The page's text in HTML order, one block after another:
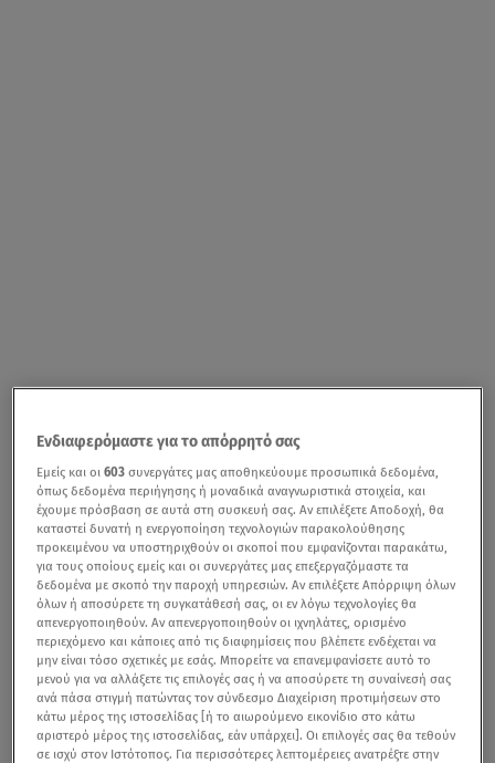
Ενδιαφερόμαστε για το απόρρητό σας
Εμείς και οι603 συνεργάτες μας αποθηκεύουμε προσωπικά δεδομένα,
όπως δεδομένα περιήγησης ή μοναδικά αναγνωριστικά στοιχεία, και
έχουμε πρόσβαση σε αυτά στη συσκευή σας. Αν επιλέξετε Αποδοχή, θα
καταστεί δυνατή η ενεργοποίηση τεχνολογιών παρακολούθησης
προκειμένου να υποστηριχθούν οι σκοποί που εμφανίζονται παρακάτω,
για τους οποίους εμείς και οι συνεργάτες μας επεξεργαζόμαστε τα
δεδομένα με σκοπό την παροχή υπηρεσιών. Αν επιλέξετε Απόρριψη όλων
όλων ή αποσύρετε τη συγκατάθεσή σας, οι εν λόγω τεχνολογίες θα
απενεργοποιηθούν. Αν απενεργοποιηθούν οι ιχνηλάτες, ορισμένο
περιεχόμενο και κάποιες από τις διαφημίσεις που βλέπετε ενδέχεται να
μην είναι τόσο σχετικές με εσάς. Μπορείτε να επανεμφανίσετε αυτό το
μενού για να αλλάξετε τις επιλογές σας ή να αποσύρετε τη συναίνεσή σας
ανά πάσα στιγμή πατώντας τον σύνδεσμο Διαχείριση προτιμήσεων στο
κάτω μέρος της ιστοσελίδας [ή το αιωρούμενο εικονίδιο στο κάτω
αριστερό μέρος της ιστοσελίδας, εάν υπάρχει]. Οι επιλογές σας θα τεθούν
σε ισχύ στον Ιστότοπος. Για περισσότερες λεπτομέρειες ανατρέξτε στην